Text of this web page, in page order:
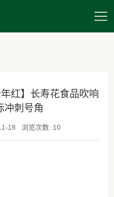
红】长寿花食品吹响
冲刺号角
18 浏览次数: 10